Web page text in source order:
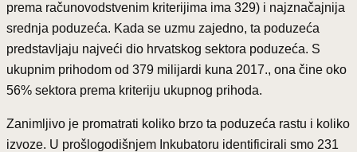
prema računovodstvenim kriterijima ima 329) i najznačajnija
srednja poduzeća. Kada se uzmu zajedno, ta poduzeća
predstavljaju najveći dio hrvatskog sektora poduzeća. S
ukupnim prihodom od 379 milijardi kuna 2017., ona čine oko
56% sektora prema kriteriju ukupnog prihoda.
Zanimljivo je promatrati koliko brzo ta poduzeća rastu i koliko
izvoze. U prošlogodišnjem Inkubatoru identificirali smo 231